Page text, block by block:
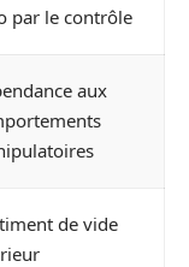
par le contrôle
aux
de vide